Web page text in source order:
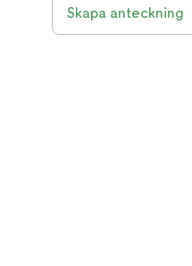
Skapa anteckning